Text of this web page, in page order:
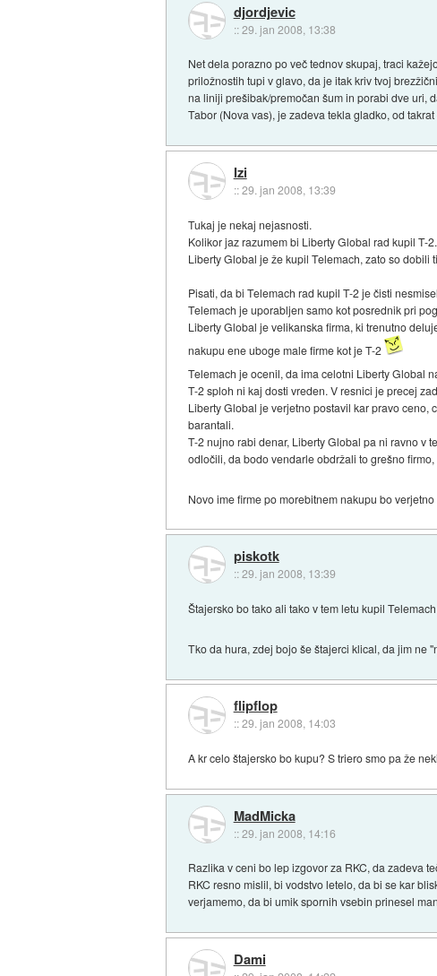
djordjevic
::29. jan 2008, 13:38
Net dela porazno po več tednov skupaj, traci
priložnostih tupi v glavo, da je itak kriv tvoj
na liniji prešibak/premočan šum in porabi dve uri,
Tabor (Nova vas), je zadeva tekla gladko, od
Izi
::29. jan 2008, 13:39
Tukaj je nekaj nejasnosti.
Kolikor jaz razumem bi Liberty Global rad kupil T-2.
Liberty Global je že kupil Telemach, zato so dobili
Pisati, da bi Telemach rad kupil T-2 je čisti
Telemach je uporabljen samo kot posrednik pri
Liberty Global je velikanska firma, ki trenutno
nakupu ene uboge male firme kot je T-2
Telemach je ocenil, da ima celotni Liberty Global
T-2 sploh ni kaj dosti vreden. V resnici je precej
Liberty Global je verjetno postavil kar pravo
barantali.
T-2 nujno rabi denar, Liberty Global pa ni ravno v
odločili, da bodo vendarle obdržali to grešno
Novo ime firme po morebitnem nakupu bo verjetno
piskotk
::29. jan 2008, 13:39
Štajersko bo tako ali tako v tem letu kupil
Tko da hura, zdej bojo še štajerci klical, da jim ne
flipflop
::29. jan 2008, 14:03
A kr celo štajersko bo kupu? S triero smo pa že
MadMicka
::29. jan 2008, 14:16
Razlika v ceni bo lep izgovor za RKC, da zadeva
RKC resno mislil, bi vodstvo letelo, da bi se kar
verjamemo, da bi umik spornih vsebin prinesel
Dami